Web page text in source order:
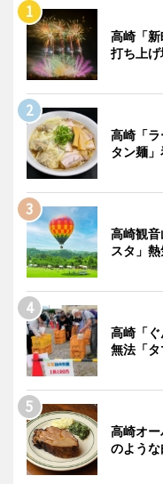
高崎「新
打ち上
高崎「
タン麺
高崎観
スタ」
高崎「
無法「
高崎オ
のよう